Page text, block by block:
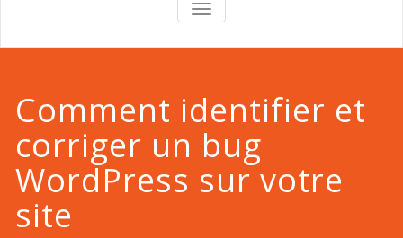
AFFICHER/MASQUER
LA
Comment identifier et
corriger un bug
WordPress sur votre
site